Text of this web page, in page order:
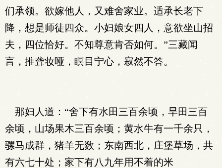
们承领。欲嫁他人，又难舍家业。适承长老下
降，想是师徒四众。小妇娘女四人，意欲坐山招
夫，四位恰好。不知尊意肯否如何。”三藏闻
言，推聋妆哑，瞑目宁心，寂然不答。
那妇人道：“舍下有水田三百余顷，旱田三百
余顷，山场果木三百余顷；黄水牛有一千余只，
骡马成群，猪羊无数；东南西北，庄堡草场，共
有六七十处；家下有八九年用不着的米